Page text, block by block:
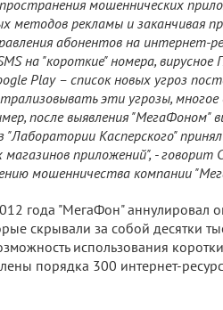
мошеннических
методов рекламы и заканчивая
абонентов на интернет-
на "короткие" номера,
Play – список новых угроз
эти угрозы,
после выявления "МегаФоном"
"Лаборатории Касперского"
приложений", - говорит
мошенничества компании
года "МегаФон" аннулировал
скрывали за собой десятки
использования
порядка 300 интернет-